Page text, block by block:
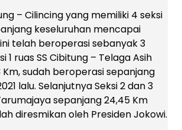
– Cilincing yang memiliki 4 seksi
keseluruhan mencapai
telah beroperasi sebanyak 3
1 ruas SS Cibitung – Telaga Asih
Km, sudah beroperasi sepanjang
lalu. Selanjutnya Seksi 2 dan 3
sepanjang 24,45 Km
diresmikan oleh Presiden Jokowi.